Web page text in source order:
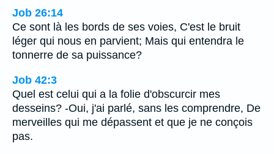
Job 26:14
Ce sont là les bords de ses voies, C'est le bruit
léger qui nous en parvient; Mais qui entendra le
tonnerre de sa puissance?
Job 42:3
Quel est celui qui a la folie d'obscurcir mes
desseins? -Oui, j'ai parlé, sans les comprendre, De
merveilles qui me dépassent et que je ne conçois
pas.